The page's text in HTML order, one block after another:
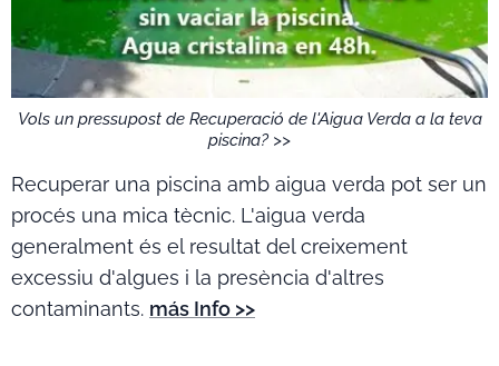
Vols un pressupost de Recuperació de l'Aigua Verda a la teva
piscina? >>
Recuperar una piscina amb aigua verda pot ser un
procés una mica tècnic. L'aigua verda
generalment és el resultat del creixement
excessiu d'algues i la presència d'altres
contaminants. más Info >>